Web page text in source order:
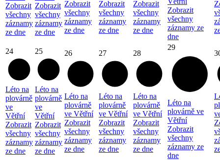
Zobrazit
všechny
záznamy
ze dne
Zobrazit
všechny
záznamy
ze dne
Zobrazit
všechny
záznamy
ze dne
Zobrazit
všechny
záznamy
ze dne
Zobrazit
všechny
záznamy
ze dne
Zobrazit
všechny
záznamy ze
dne
24
Léto na
plovárně
ve
Větřní
Zobrazit
všechny
záznamy
ze dne
25
Léto na
plovárně
ve
Větřní
Zobrazit
všechny
záznamy
ze dne
26
Léto na
plovárně
ve Větřní
Zobrazit
všechny
záznamy
ze dne
27
Léto na
plovárně
ve Větřní
Zobrazit
všechny
záznamy
ze dne
28
Léto na
plovárně
ve Větřní
Zobrazit
všechny
záznamy
ze dne
29
Léto na
plovárně ve
Větřní
Zobrazit
všechny
záznamy ze
dne